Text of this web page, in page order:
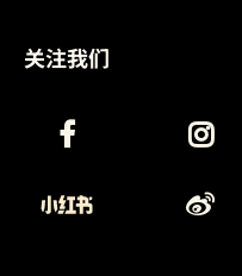
关注我们